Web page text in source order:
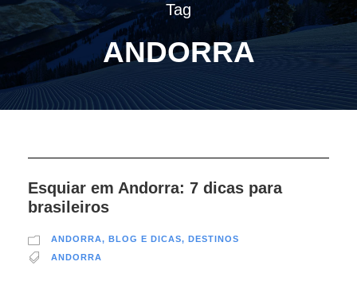
Tag
ANDORRA
Esquiar em Andorra: 7 dicas para
brasileiros
ANDORRA, BLOG E DICAS, DESTINOS
ANDORRA